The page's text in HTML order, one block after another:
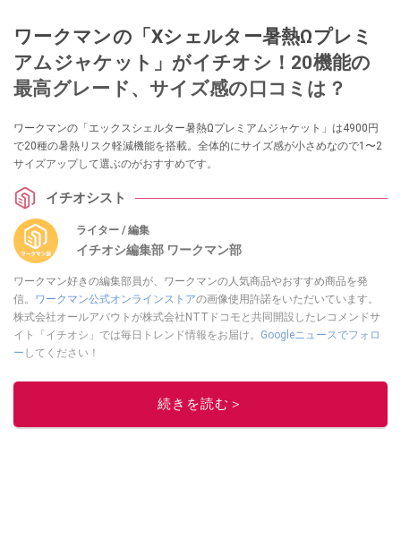
ワークマンの「Xシェルター暑熱Ωプレミ
アムジャケット」がイチオシ！20機能の
最高グレード、サイズ感の口コミは？
ワークマンの「エックスシェルター暑熱Ωプレミアムジャケット」は4900円
で20種の暑熱リスク軽減機能を搭載。全体的にサイズ感が小さめなので1〜2
サイズアップして選ぶのがおすすめです。
イチオシスト
ライター / 編集
イチオシ編集部 ワークマン部
ワークマン好きの編集部員が、ワークマンの人気商品やおすすめ商品を発
信。 ワークマン公式オンラインストアの画像使用許諾をいただいています。
株式会社オールアバウトが株式会社NTTドコモと共同開設したレコメンドサ
イト「イチオシ」では毎日トレンド情報をお届け。 Googleニュースでフォロ
ー してください！
このイチオシストの他の記事を読む
続きを読む＞